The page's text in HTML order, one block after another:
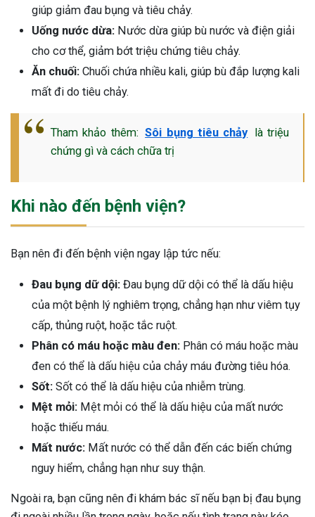
giúp giảm đau bụng và tiêu chảy.
Uống nước dừa: Nước dừa giúp bù nước và điện giải
cho cơ thể, giảm bớt triệu chứng tiêu chảy.
Ăn chuối: Chuối chứa nhiều kali, giúp bù đắp lượng kali
mất đi do tiêu chảy.
Tham khảo thêm: Sôi bụng tiêu chảy là triệu
chứng gì và cách chữa trị
Khi nào đến bệnh viện?
Bạn nên đi đến bệnh viện ngay lập tức nếu:
Đau bụng dữ dội: Đau bụng dữ dội có thể là dấu hiệu
của một bệnh lý nghiêm trọng, chẳng hạn như viêm tụy
cấp, thủng ruột, hoặc tắc ruột.
Phân có máu hoặc màu đen: Phân có máu hoặc màu
đen có thể là dấu hiệu của chảy máu đường tiêu hóa.
Sốt: Sốt có thể là dấu hiệu của nhiễm trùng.
Mệt mỏi: Mệt mỏi có thể là dấu hiệu của mất nước
hoặc thiếu máu.
Mất nước: Mất nước có thể dẫn đến các biến chứng
nguy hiểm, chẳng hạn như suy thận.
Ngoài ra, bạn cũng nên đi khám bác sĩ nếu bạn bị đau bụng